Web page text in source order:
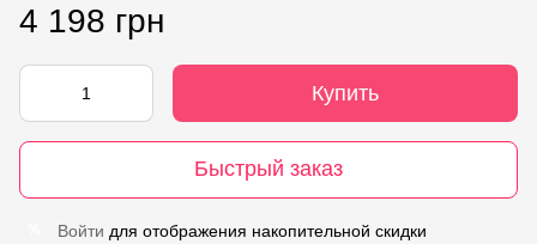
4 198 грн
Купить
Быстрый заказ
Войти для отображения накопительной скидки